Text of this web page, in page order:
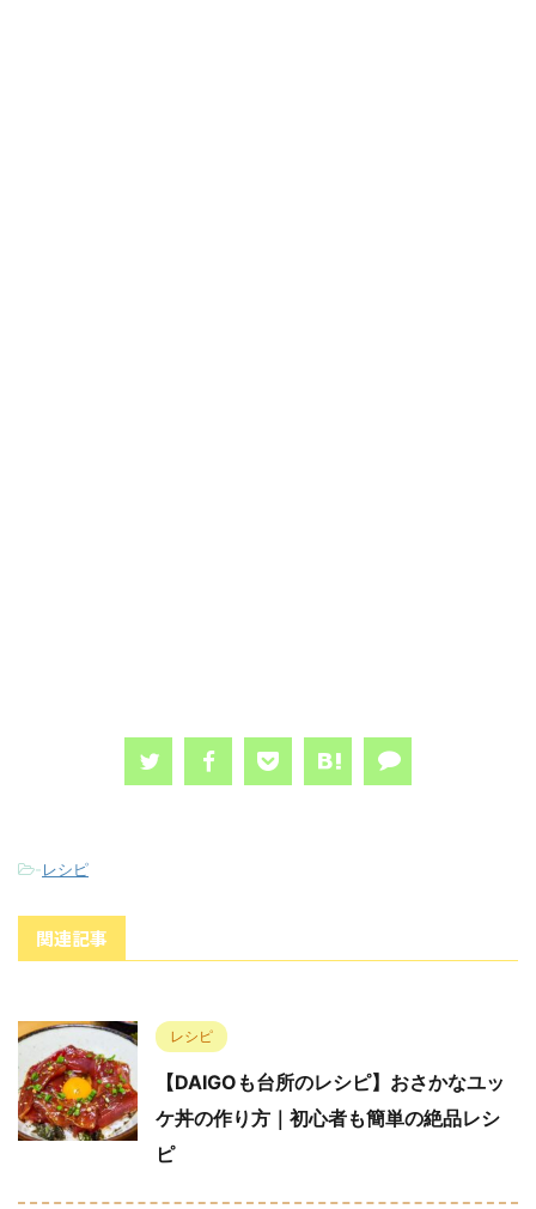
-レシピ
関連記事
レシピ
【DAIGOも台所のレシピ】おさかなユッ
ケ丼の作り方｜初心者も簡単の絶品レシ
ピ